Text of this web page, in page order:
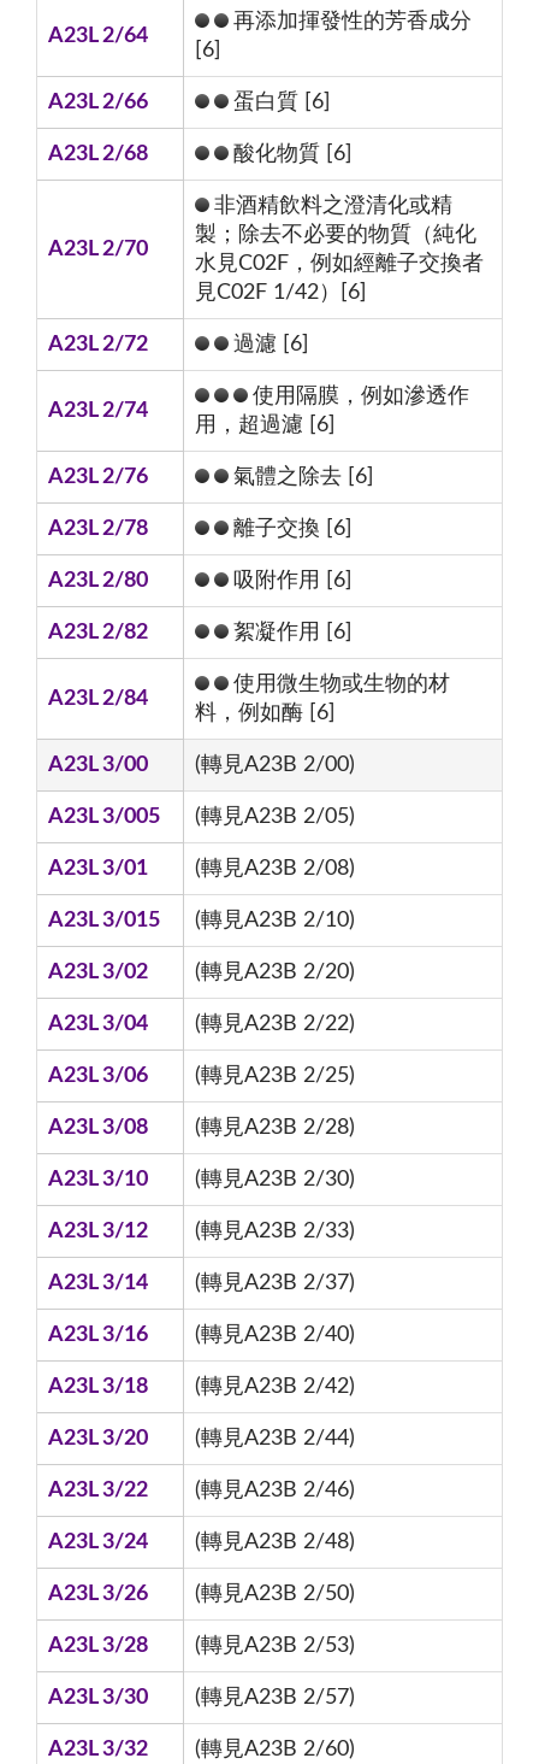
A23L 2/64
再添加揮發性的芳香成分
[6]
A23L 2/66 蛋白質 [6]
A23L 2/68 酸化物質 [6]
A23L 2/70
非酒精飲料之澄清化或精
製；除去不必要的物質（純化
水見C02F，例如經離子交換者
見C02F 1/42）[6]
A23L 2/72 過濾 [6]
A23L 2/74
使用隔膜，例如滲透作
用，超過濾 [6]
A23L 2/76 氣體之除去 [6]
A23L 2/78 離子交換 [6]
A23L 2/80 吸附作用 [6]
A23L 2/82 絮凝作用 [6]
A23L 2/84
使用微生物或生物的材
料，例如酶 [6]
A23L 3/00 (轉見A23B 2/00)
A23L 3/005 (轉見A23B 2/05)
A23L 3/01 (轉見A23B 2/08)
A23L 3/015 (轉見A23B 2/10)
A23L 3/02 (轉見A23B 2/20)
A23L 3/04 (轉見A23B 2/22)
A23L 3/06 (轉見A23B 2/25)
A23L 3/08 (轉見A23B 2/28)
A23L 3/10 (轉見A23B 2/30)
A23L 3/12 (轉見A23B 2/33)
A23L 3/14 (轉見A23B 2/37)
A23L 3/16 (轉見A23B 2/40)
A23L 3/18 (轉見A23B 2/42)
A23L 3/20 (轉見A23B 2/44)
A23L 3/22 (轉見A23B 2/46)
A23L 3/24 (轉見A23B 2/48)
A23L 3/26 (轉見A23B 2/50)
A23L 3/28 (轉見A23B 2/53)
A23L 3/30 (轉見A23B 2/57)
A23L 3/32 (轉見A23B 2/60)